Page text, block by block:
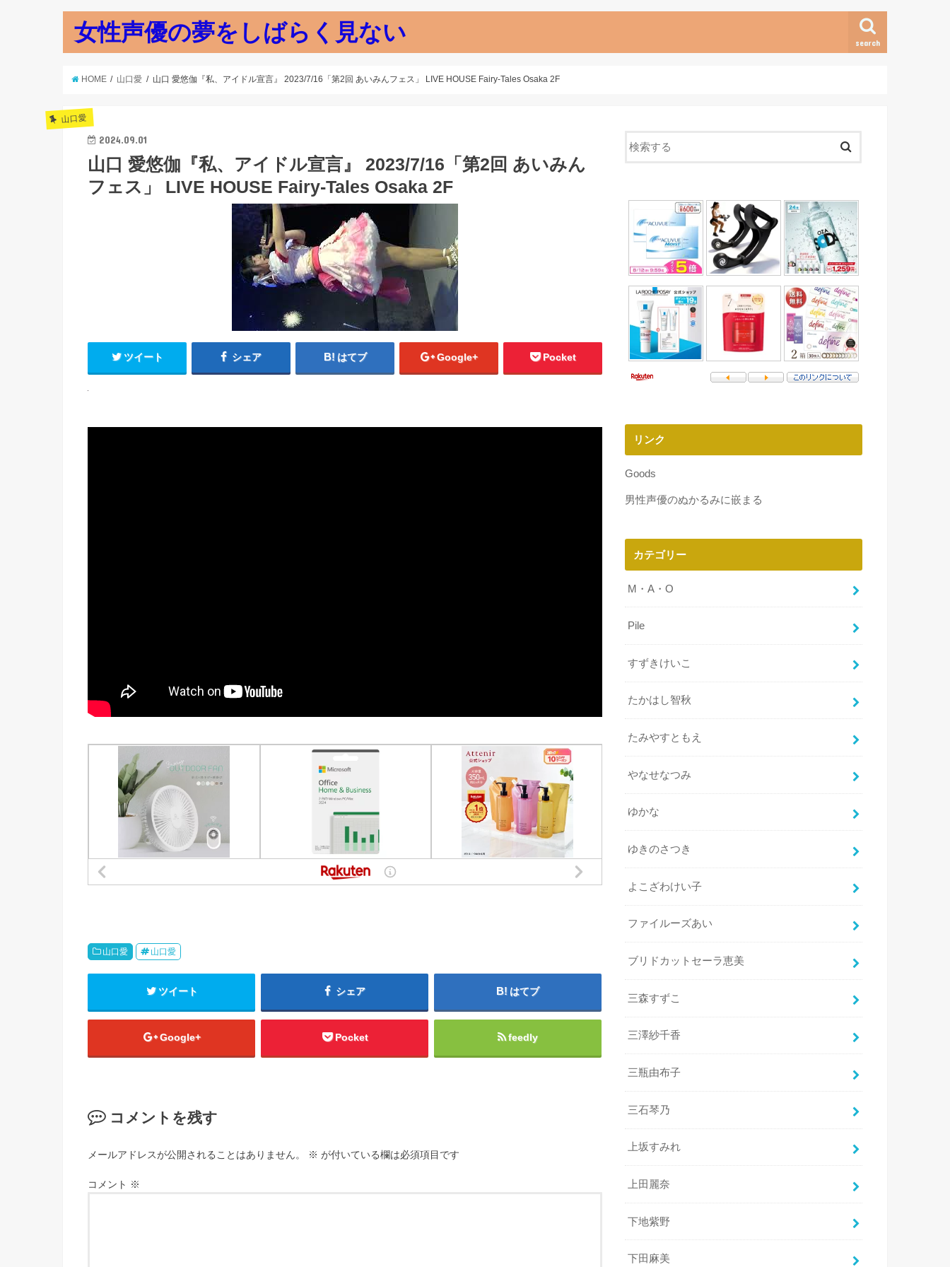
女性声優の夢をしばらく見ない search
HOME 山口愛 山口 愛悠伽『私、アイドル宣言』 2023/7/16「第2回 あいみんフェス」 LIVE HOUSE Fairy-Tales Osaka 2F
山口愛
2024.09.01
山口 愛悠伽『私、アイドル宣言』 2023/7/16「第2回 あいみん
フェス」 LIVE HOUSE Fairy-Tales Osaka 2F
ツイート シェア はてブ Google+ Pocket
山口愛 山口愛
ツイート シェア はてブ
Google+ Pocket feedly
コメントを残す
メールアドレスが公開されることはありません。 ※ が付いている欄は必須項目です
コメント ※
リンク
Goods
男性声優のぬかるみに嵌まる
カテゴリー
M・A・O
Pile
すずきけいこ
たかはし智秋
たみやすともえ
やなせなつみ
ゆかな
ゆきのさつき
よこざわけい子
ファイルーズあい
ブリドカットセーラ恵美
三森すずこ
三澤紗千香
三瓶由布子
三石琴乃
上坂すみれ
上田麗奈
下地紫野
下田麻美